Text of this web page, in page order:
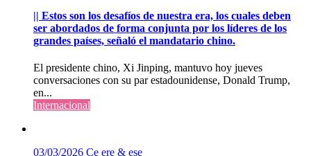
|| Estos son los desafíos de nuestra era, los cuales deben
ser abordados de forma conjunta por los líderes de los
grandes países, señaló el mandatario chino.
El presidente chino, Xi Jinping, mantuvo hoy jueves
conversaciones con su par estadounidense, Donald Trump,
en...
Internacional
03/03/2026 Ce ere & ese